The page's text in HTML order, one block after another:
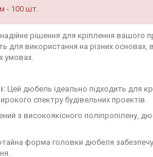
- 100 шт.
рішення для кріплення
для використання на різних
умовах.
Цей дюбель ідеально підходить для
спектру будівельних проектів.
з високоякісного поліпропілену,
форма головки дюбеля